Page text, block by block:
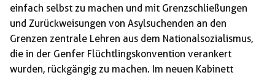
einfach selbst zu machen und mit Grenzschließungen
und Zurückweisungen von Asylsuchenden an den
Grenzen zentrale Lehren aus dem Nationalsozialismus,
die in der Genfer Flüchtlingskonvention verankert
wurden, rückgängig zu machen. Im neuen Kabinett